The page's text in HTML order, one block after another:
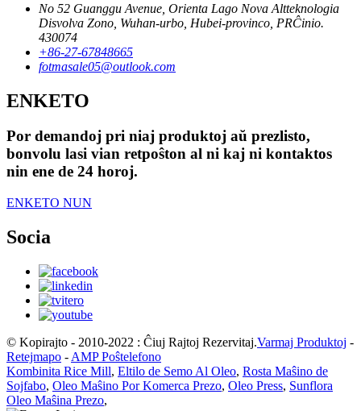
No 52 Guanggu Avenue, Orienta Lago Nova Altteknologia
Disvolva Zono, Wuhan-urbo, Hubei-provinco, PRĈinio.
430074
+86-27-67848665
fotmasale05@outlook.com
ENKETO
Por demandoj pri niaj produktoj aŭ prezlisto,
bonvolu lasi vian retpoŝton al ni kaj ni kontaktos
nin ene de 24 horoj.
ENKETO NUN
Socia
© Kopirajto - 2010-2022 : Ĉiuj Rajtoj Rezervitaj.Varmaj Produktoj -
Retejmapo - AMP Poŝtelefono
Kombinita Rice Mill, Eltilo de Semo Al Oleo, Rosta Maŝino de
Sojfabo, Oleo Maŝino Por Komerca Prezo, Oleo Press, Sunflora
Oleo Maŝina Prezo,